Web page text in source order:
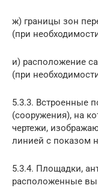
ж) границы зон
(при
и) расположение
(при
5.3.3. Встроенные
(сооружения), на
чертежи,
линией с показом
5.3.4. Площадки,
расположенные